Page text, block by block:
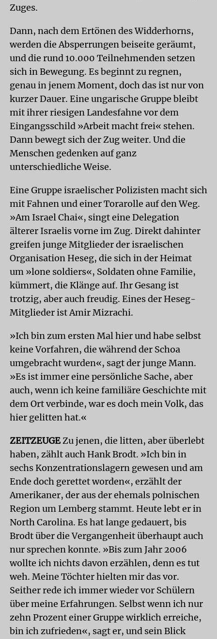
Zuges.
Dann, nach dem Ertönen des Widderhorns,
werden die Absperrungen beiseite geräumt,
und die rund 10.000 Teilnehmenden setzen
sich in Bewegung. Es beginnt zu regnen,
genau in jenem Moment, doch das ist nur von
kurzer Dauer. Eine ungarische Gruppe bleibt
mit ihrer riesigen Landesfahne vor dem
Eingangsschild »Arbeit macht frei« stehen.
Dann bewegt sich der Zug weiter. Und die
Menschen gedenken auf ganz
unterschiedliche Weise.
Eine Gruppe israelischer Polizisten macht sich
mit Fahnen und einer Torarolle auf den Weg.
»Am Israel Chai«, singt eine Delegation
älterer Israelis vorne im Zug. Direkt dahinter
greifen junge Mitglieder der israelischen
Organisation Heseg, die sich in der Heimat
um »lone soldiers«, Soldaten ohne Familie,
kümmert, die Klänge auf. Ihr Gesang ist
trotzig, aber auch freudig. Eines der Heseg-
Mitglieder ist Amir Mizrachi.
»Ich bin zum ersten Mal hier und habe selbst
keine Vorfahren, die während der Schoa
umgebracht wurden«, sagt der junge Mann.
»Es ist immer eine persönliche Sache, aber
auch, wenn ich keine familiäre Geschichte mit
dem Ort verbinde, war es doch mein Volk, das
hier gelitten hat.«
ZEITZEUGEZu jenen, die litten, aber überlebt
haben, zählt auch Hank Brodt. »Ich bin in
sechs Konzentrationslagern gewesen und am
Ende doch gerettet worden«, erzählt der
Amerikaner, der aus der ehemals polnischen
Region um Lemberg stammt. Heute lebt er in
North Carolina. Es hat lange gedauert, bis
Brodt über die Vergangenheit überhaupt auch
nur sprechen konnte. »Bis zum Jahr 2006
wollte ich nichts davon erzählen, denn es tut
weh. Meine Töchter hielten mir das vor.
Seither rede ich immer wieder vor Schülern
über meine Erfahrungen. Selbst wenn ich nur
zehn Prozent einer Gruppe wirklich erreiche,
bin ich zufrieden«, sagt er, und sein Blick